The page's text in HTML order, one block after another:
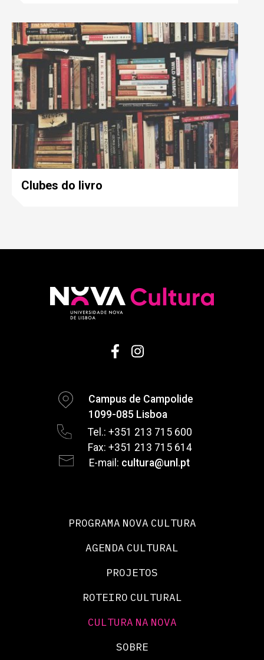
Clubes do livro
Campus de Campolide
1099-085 Lisboa
Tel.: +351 213 715 600
Fax: +351 213 715 614
E-mail: cultura@unl.pt
PROGRAMA NOVA CULTURA
AGENDA CULTURAL
PROJETOS
ROTEIRO CULTURAL
CULTURA NA NOVA
SOBRE